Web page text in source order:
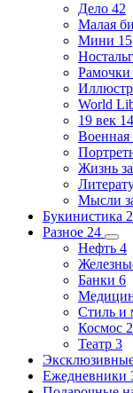
Дело 42
Малая
Мини 15
Рамочки
World
19 век 14
Военная
Жизнь
Мысли
Букинистика
Разное 24
Нефть 4
Банки 6
Стиль и
Космос 2
Театр 3
Ежедневники